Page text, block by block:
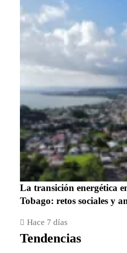
La transición energética
Tobago: retos sociales y
Hace 7 días
Tendencias